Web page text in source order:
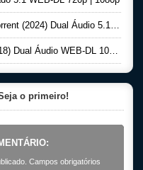
Dual Áudio 5.1 WEB-DL 1080p
Dual Áudio WEB-DL 1080p
o primeiro!
Campos obrigatórios